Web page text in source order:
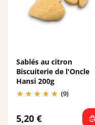
Sablés au citron
Biscuiterie de l'Oncle
Hansi 200g
(9)
5,20 €